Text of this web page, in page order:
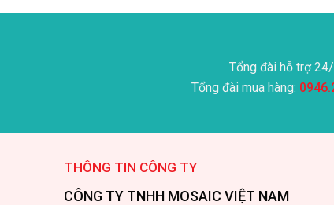
Tổng đài hỗ trợ
Tổng đài mua hàng:
THÔNG TIN CÔNG TY
CÔNG TY TNHH MOSAIC VIỆT NAM